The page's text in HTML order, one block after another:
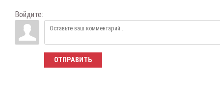
Войдите:
ОТПРАВИТЬ